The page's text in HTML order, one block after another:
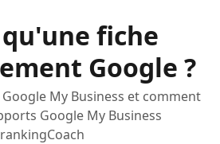
fiche
Google ?
Google My Business et comment
Google My Business